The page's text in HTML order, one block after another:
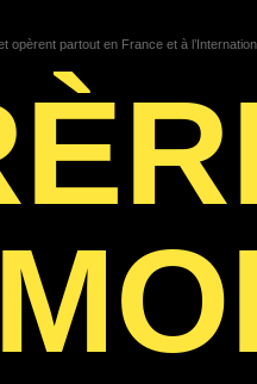
opèrent partout en France et à